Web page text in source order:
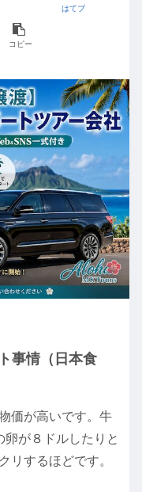
はてブ
コピー
事情（日本食
価が高いです。牛
が８ドルしたりと
リするほどです。